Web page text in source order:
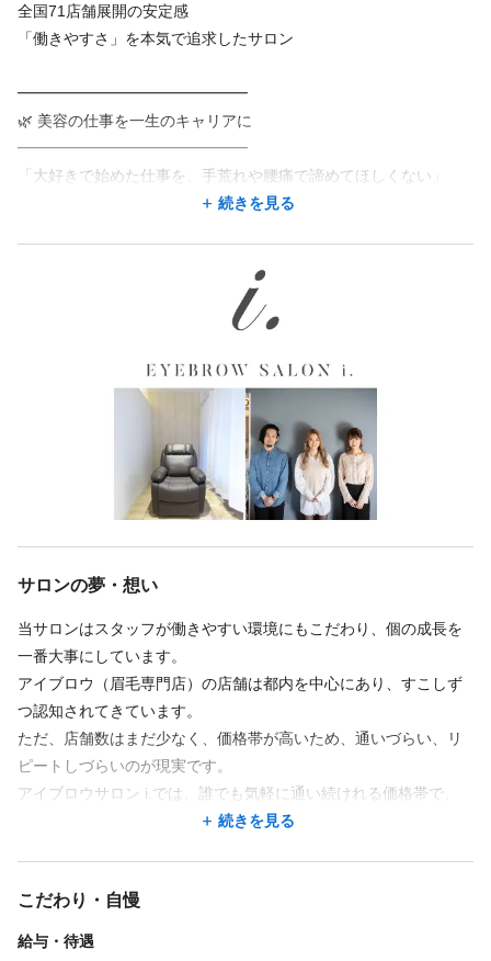
・昇給 年1回以上
・交通費規定額支給（月上限20,000円迄）
東京都 世田谷区 玉川3-6-1 AMビル 4F
二子玉川駅 徒歩 2分
地図アプリで見る
勤務地が希望に合わなくても、応募した後に相談できることが
アイブロウサロン i. 札幌琴似店 琴似駅 徒歩3分
アイブロウサロン i. 旭川店 永山駅 徒歩9分
アイブロウサロン i. 盛岡店 盛岡駅
アイブロウサロン i. 仙台店 仙台駅 徒歩5分
週4回 週5回 週6回 シフト制 時短勤務OK
10:00〜20:00
休憩1時間
残業ほぼなし/シフト自由
全国71店舗展開の安定感
「働きやすさ」を本気で追求したサロン
━━━━━━━━━━━━━━━
🌿 美容の仕事を一生のキャリアに
━━━━━━━━━━━━━━━
「大好きで始めた仕事を、手荒れや腰痛で諦めてほしくない」
そんな想いから、i.（アイドット）は現場の負担を徹底的に減らし
・【座り仕事】なので足腰が本当に楽！
・深夜までの居残り練習もありません
・集中力による【目への負担】が少ない
・薬剤リスクが低く、安全性が高い
・お客様とマンツーマンで向き合える
💎 「誠実さ」が私たちの誇りです
経営のプロが運営に携わっているからこそ、
「当たり前」をどこよりも大切にしています。
・【内定通知書】通りの給与を必ず支給
・働いた分は【1分単位】で給与計算
・予約がなければ【19:30早上がり】OK
━━━━━━━━━━━━━━━
🌍 全国どこでも、ずっと働ける
━━━━━━━━━━━━━━━
結婚や転勤で引越しても、同じ条件で異動OK。
続きを見る
サロンの夢・想い
当サロンはスタッフが働きやすい環境にもこだわり、個の成長を
一番大事にしています。
アイブロウ（眉毛専門店）の店舗は都内を中心にあり、すこしず
つ認知されてきています。
ただ、店舗数はまだ少なく、価格帯が高いため、通いづらい、リ
ピートしづらいのが現実です。
アイブロウサロン i.では、誰でも気軽に通い続けれる価格帯で、
誰でもご利用しやすい眉毛専門サロンとして全国70店舗に展開し
語を共に作り続けていけるサロンを目指しています。
続きを見る
こだわり・自慢
給与・待遇